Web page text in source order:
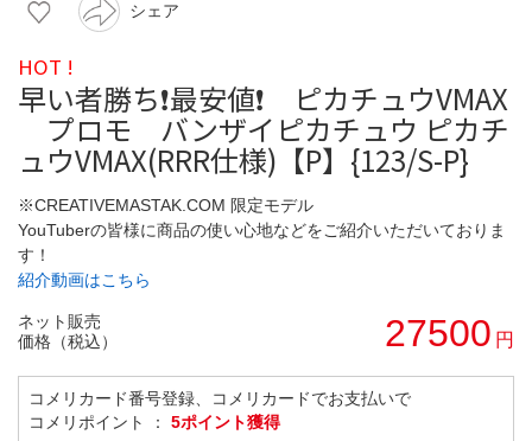
シェア
HOT !
早い者勝ち❗最安値❗ ピカチュウVMAX
プロモ バンザイピカチュウ ピカチ
ュウVMAX(RRR仕様)【P】{123/S-P}
※CREATIVEMASTAK.COM 限定モデル
YouTuberの皆様に商品の使い心地などをご紹介いただいておりま
す！
紹介動画はこちら
ネット販売
価格（税込）
27500 円
コメリカード番号登録、コメリカードでお支払いで
コメリポイント ： 5ポイント獲得